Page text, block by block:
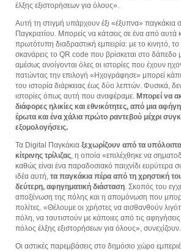
έλξης εξιστορήσεων για όλους».
Αυτή τη στιγμή υπάρχουν έξι «έξυπνα» παγκάκια
Παγκρατίου. Μπορείς να κάτσεις σε ένα από αυτά
πρωτότυπη διαδραστική εμπειρία: με το κινητό,
σκανάρεις το QR code που βρίσκεται στο δάπεδο
αμέσως ανοίγονται όλες οι ιστορίες που έχουν
πατώντας την επιλογή «Ηχογράφησε» μπορεί
του ιστορία διάρκειας έως δύο λεπτών. Φυσικά,
ιστορίες όπως αυτή που αναφέραμε. Μπορεί να
διάφορες ηλικίες και εθνικότητες, από μια
έρωτα και ένα χάλια πρώτο ραντεβού μέχρι
εξομολογήσεις.
Τα Digital Παγκάκια ξεχωρίζουν από τα
κίτρινης τρίλιζας , η οποία «επιλέχθηκε να
καθώς είναι ένα παραδοσιακό παιχνίδι ευρύτερα
ιδέα αυτή, τα παγκάκια πέρα από τη χρηστική
δεύτερη, αφηγηματική διάσταση . Σκοπός του
αποξένωση της πόλης και η απομόνωση που
πολίτες. «Θέλουμε οι χρήστες να αισθανθούν
πόλη, να ταυτιστούν με κάποιες από τις
πόλος έλξης εξιστορήσεων για όλους», συνεχίζουν.
Οι αστικές παρεμβάσεις στο δημόσιο χώρο